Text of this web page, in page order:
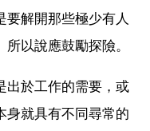
要解開那些極少有人
以說應鼓勵探險。
出於工作的需要，或
身就具有不同尋常的